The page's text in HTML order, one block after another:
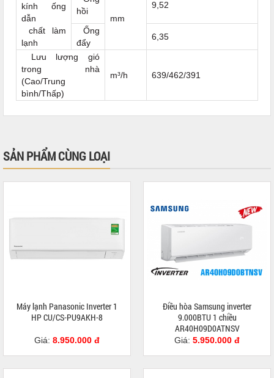
kính ống
dẫn
chất làm
lạnh
hồi
mm
9,52
Ống
đẩy
6,35
Lưu lượng gió
trong nhà
(Cao/Trung
bình/Thấp)
m³/h 639/462/391
SẢN PHẨM CÙNG LOẠI
Máy lạnh Panasonic Inverter 1
HP CU/CS-PU9AKH-8
Giá: 8.950.000 đ
Điều hòa Samsung inverter
9.000BTU 1 chiều
AR40H09D0ATNSV
Giá: 5.950.000 đ